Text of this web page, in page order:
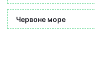
Червоне море